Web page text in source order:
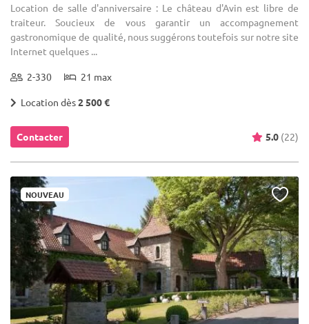
Location de salle d'anniversaire : Le château d'Avin est libre de
traiteur. Soucieux de vous garantir un accompagnement
gastronomique de qualité, nous suggérons toutefois sur notre site
Internet quelques ...
2-330 21 max
Location dès2 500 €
Contacter 5.0 (22)
NOUVEAU